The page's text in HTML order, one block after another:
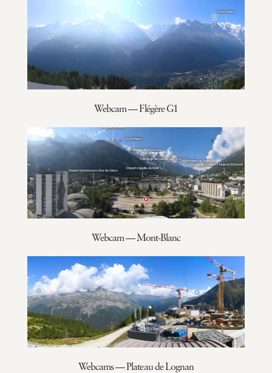
Webcam — Flégère G1
Webcam — Mont-Blanc
Webcams — Plateau de Lognan